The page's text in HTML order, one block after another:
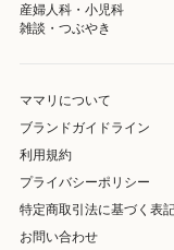
産婦人科・小児科
雑談・つぶやき
ママリについて
ブランドガイドライン
利用規約
プライバシーポリシー
特定商取引法に基づく表
お問い合わせ